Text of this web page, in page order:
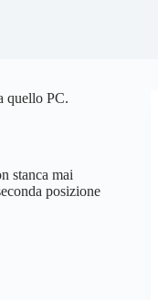
quello PC.
stanca mai
posizione